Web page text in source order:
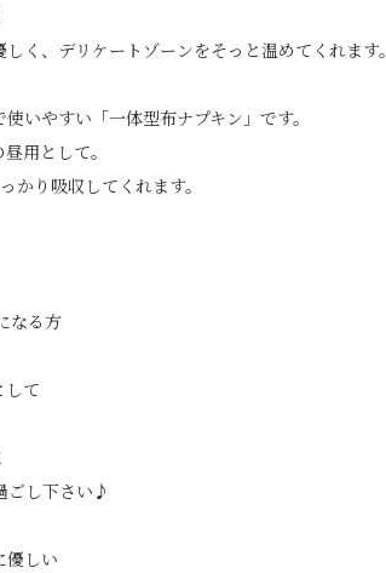
く、デリケートゾーンをそっと温めてくれます。
いやすい「一体型布ナプキン」です。
用として。
かり吸収してくれます。
なる方
して
ごし下さい♪
優しい